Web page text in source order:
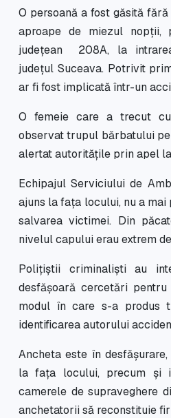
O persoană a fost găsită
aproape de miezul nopții,
județean 208A, la
județul Suceava. Potrivit
ar fi fost implicată într-un
O femeie care a trecut
observat trupul bărbatului
alertat autoritățile prin apel la
Echipajul Serviciului de
ajuns la fața locului, nu a
salvarea victimei. Din
nivelul capului erau extrem
Polițiștii criminaliști au
desfășoară cercetări
modul în care s-a produs
identificarea autorului
Ancheta este în
la fața locului, precum și
camerele de supraveghere
anchetatorii să reconstituie